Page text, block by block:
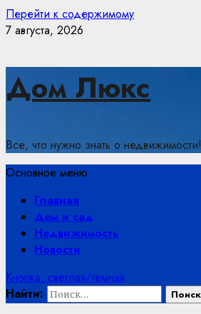
Перейти к содержимому
7 августа, 2026
Дом Люкс
Все, что нужно знать о недвижимости!
Основное меню
Главная
Дом и сад
Недвижимость
Новости
Кнопка: светлая/темная
Найти: